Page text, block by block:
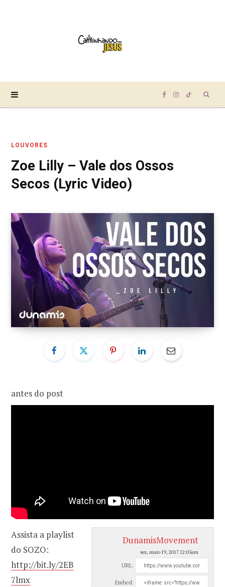
F
e
o
o
k
I
g
a
T
k
LOUVORES
Zoe Lilly – Vale dos Ossos
Secos (Lyric Video)
antes do post
DunamisMovement
sex, maio 19, 2017 12:05am
URL:
Embed:
Assista a playlist
do SOZO:
http://bit.ly/2EB
7lmx